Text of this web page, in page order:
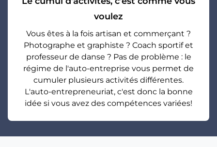
voulez
Vous êtes à la fois artisan et commerçant ?
Photographe et graphiste ? Coach sportif et
professeur de danse ? Pas de problème : le
régime de l'auto-entreprise vous permet de
cumuler plusieurs activités différentes.
L'auto-entrepreneuriat, c'est donc la bonne
idée si vous avez des compétences variées!